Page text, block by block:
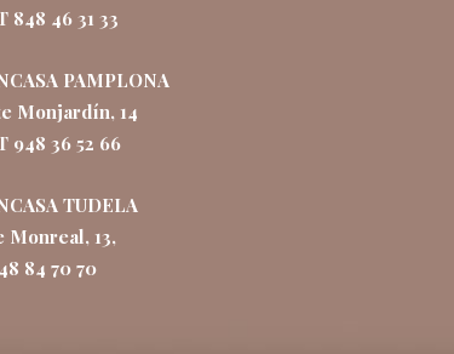
848 46 31 33
PAMPLONA
Monjardín, 14
948 36 52 66
TUDELA
Monreal, 13,
84 70 70